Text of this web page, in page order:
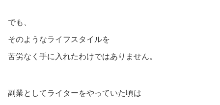
でも、
そのようなライフスタイルを
苦労なく手に入れたわけではありません。
副業としてライターをやっていた頃は